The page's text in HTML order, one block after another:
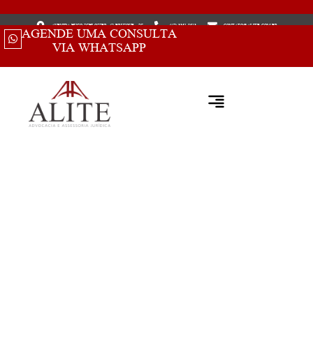
AVENIDA HUGO SCHLOSSER, 62 BRUSQUE - SC (47) 3351.8513 CONTATO@ALITE.COM.BR
AGENDE UMA CONSULTA
VIA WHATSAPP